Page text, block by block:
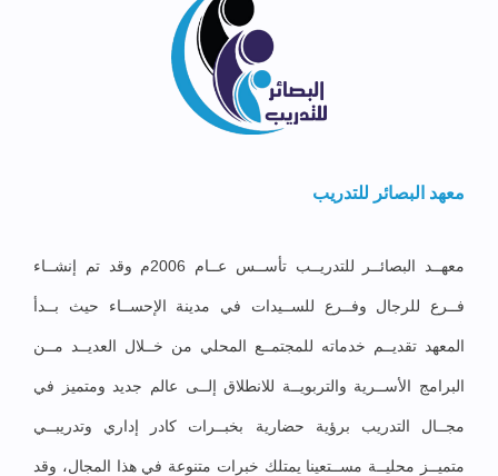
معهد البصائر للتدريب
معهــد البصائــر للتدريــب تأســس عــام 2006م وقد تم إنشــاء
فــرع للرجال وفــرع للســيدات في مدينة الإحســاء حيث بــدأ
المعهد تقديــم خدماته للمجتمــع المحلي من خــلال العديــد مــن
البرامج الأســرية والتربويــة للانطلاق إلــى عالم جديد ومتميز في
مجــال التدريب برؤية حضارية بخبــرات كادر إداري وتدريبــي
متميــز محليــة مســتعينا يمتلك خبرات متنوعة في هذا المجال، وقد